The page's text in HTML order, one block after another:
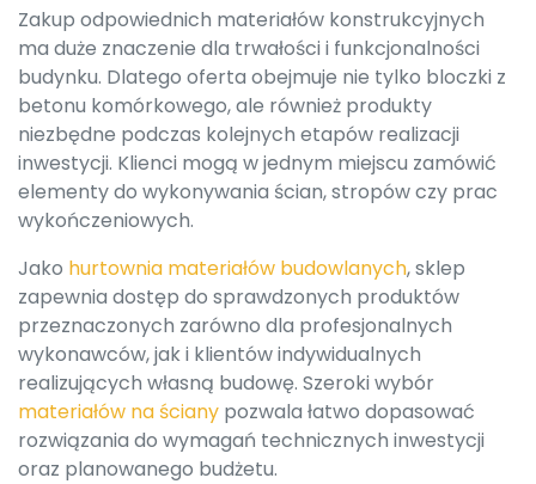
Zakup odpowiednich materiałów konstrukcyjnych
ma duże znaczenie dla trwałości i funkcjonalności
budynku. Dlatego oferta obejmuje nie tylko bloczki z
betonu komórkowego, ale również produkty
niezbędne podczas kolejnych etapów realizacji
inwestycji. Klienci mogą w jednym miejscu zamówić
elementy do wykonywania ścian, stropów czy prac
wykończeniowych.
Jako hurtownia materiałów budowlanych, sklep
zapewnia dostęp do sprawdzonych produktów
przeznaczonych zarówno dla profesjonalnych
wykonawców, jak i klientów indywidualnych
realizujących własną budowę. Szeroki wybór
materiałów na ściany pozwala łatwo dopasować
rozwiązania do wymagań technicznych inwestycji
oraz planowanego budżetu.